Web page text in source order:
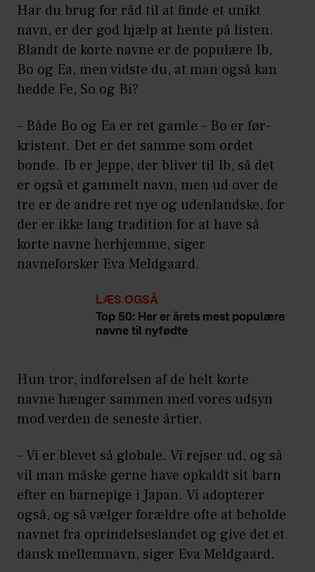
Har du brug for råd til at finde et unikt
navn, er der god hjælp at hente på listen.
Blandt de korte navne er de populære Ib,
Bo og Ea, men vidste du, at man også kan
hedde Fe, So og Bi?
– Både Bo og Ea er ret gamle – Bo er før-
kristent. Det er det samme som ordet
bonde. Ib er Jeppe, der bliver til Ib, så det
er også et gammelt navn, men ud over de
tre er de andre ret nye og udenlandske, for
der er ikke lang tradition for at have så
korte navne herhjemme, siger
navneforsker Eva Meldgaard.
LÆS OGSÅ
Top 50: Her er årets mest populære
navne til nyfødte
Hun tror, indførelsen af de helt korte
navne hænger sammen med vores udsyn
mod verden de seneste årtier.
– Vi er blevet så globale. Vi rejser ud, og så
vil man måske gerne have opkaldt sit barn
efter en barnepige i Japan. Vi adopterer
også, og så vælger forældre ofte at beholde
navnet fra oprindelseslandet og give det et
dansk mellemnavn, siger Eva Meldgaard.